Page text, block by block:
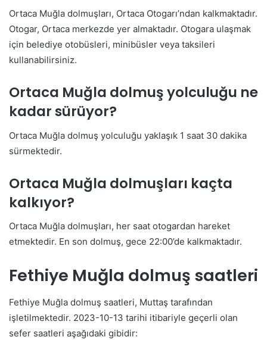
Ortaca Muğla dolmuşları, Ortaca Otogarı’ndan kalkmaktadır.
Otogar, Ortaca merkezde yer almaktadır. Otogara ulaşmak
için belediye otobüsleri, minibüsler veya taksileri
kullanabilirsiniz.
Ortaca Muğla dolmuş yolculuğu ne
kadar sürüyor?
Ortaca Muğla dolmuş yolculuğu yaklaşık 1 saat 30 dakika
sürmektedir.
Ortaca Muğla dolmuşları kaçta
kalkıyor?
Ortaca Muğla dolmuşları, her saat otogardan hareket
etmektedir. En son dolmuş, gece 22:00’de kalkmaktadır.
Fethiye Muğla dolmuş saatleri
Fethiye Muğla dolmuş saatleri, Muttaş tarafından
işletilmektedir. 2023-10-13 tarihi itibariyle geçerli olan
sefer saatleri aşağıdaki gibidir: